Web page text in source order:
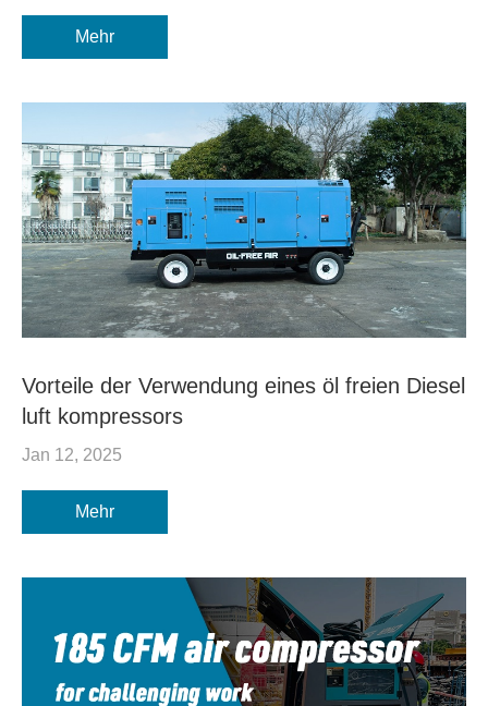
Mehr
Vorteile der Verwendung eines öl freien Diesel
luft kompressors
Jan 12, 2025
Mehr